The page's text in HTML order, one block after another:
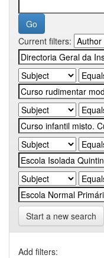
Current filters:
Start a new search
Add filters: